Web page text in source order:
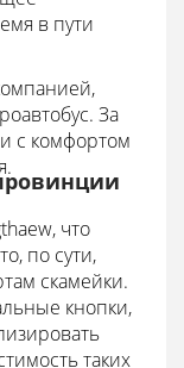
в пути
За
с комфортом
что
по сути,
скамейки.
кнопки,
таких